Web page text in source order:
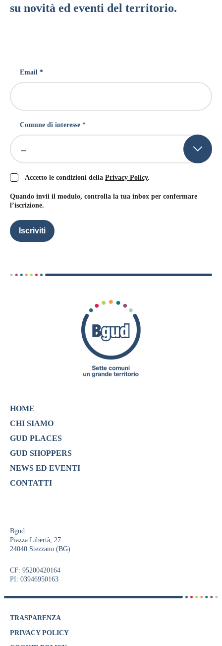
su novità ed eventi del territorio.
Email *
Comune di interesse *
–
Accetto le condizioni della Privacy Policy.
Quando invii il modulo, controlla la tua inbox per confermare
l’iscrizione.
Iscriviti
HOME
CHI SIAMO
GUD PLACES
GUD SHOPPERS
NEWS ED EVENTI
CONTATTI
Bgud
Piazza Libertà, 27
24040 Stezzano (BG)
CF: 95200420164
PI: 03946950163
TRASPARENZA
PRIVACY POLICY